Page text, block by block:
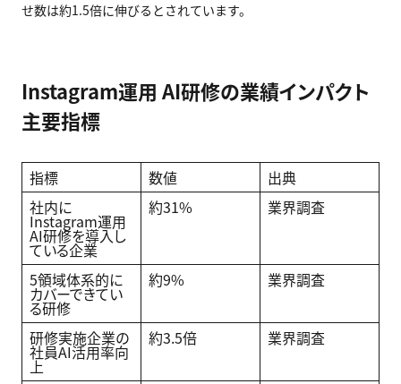
せ数は約1.5倍に伸びるとされています。
Instagram運用 AI研修の業績インパクト
主要指標
指標 数値
出典
社内に
Instagram運用
AI研修を導入し
ている企業
約31% 業界調査
5領域体系的に
カバーできてい
る研修
約9% 業界調査
研修実施企業の
社員AI活用率向
上
約3.5倍 業界調査